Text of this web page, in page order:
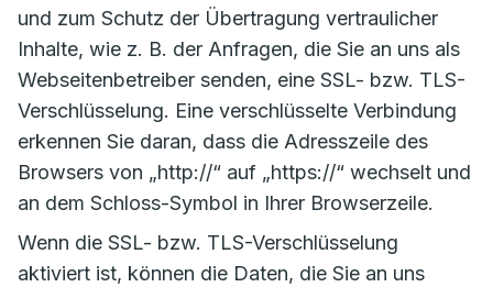
und zum Schutz der Übertragung vertraulicher
Inhalte, wie z. B. der Anfragen, die Sie an uns als
Webseitenbetreiber senden, eine SSL- bzw. TLS-
Verschlüsselung. Eine verschlüsselte Verbindung
erkennen Sie daran, dass die Adresszeile des
Browsers von „http://“ auf „https://“ wechselt und
an dem Schloss-Symbol in Ihrer Browserzeile.
Wenn die SSL- bzw. TLS-Verschlüsselung
aktiviert ist, können die Daten, die Sie an uns